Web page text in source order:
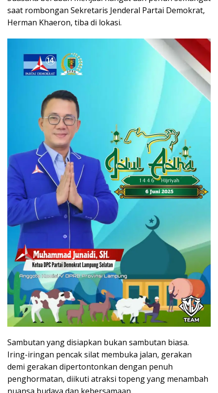
saat rombongan Sekretaris Jenderal Partai Demokrat,
Herman Khaeron, tiba di lokasi.
Sambutan yang disiapkan bukan sambutan biasa.
Iring-iringan pencak silat membuka jalan, gerakan
demi gerakan dipertontonkan dengan penuh
penghormatan, diikuti atraksi topeng yang menambah